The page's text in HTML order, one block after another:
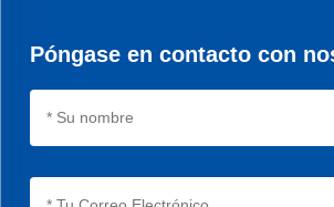
Póngase en contacto con